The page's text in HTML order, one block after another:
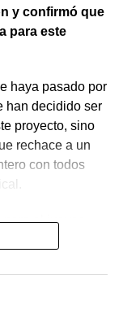
y confirmó que
para este
haya pasado por
han decidido ser
proyecto, sino
rechace a un
con todos
el jueves,
las balas y
han
impulsar